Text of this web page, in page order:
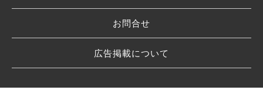
お問合せ
広告掲載について